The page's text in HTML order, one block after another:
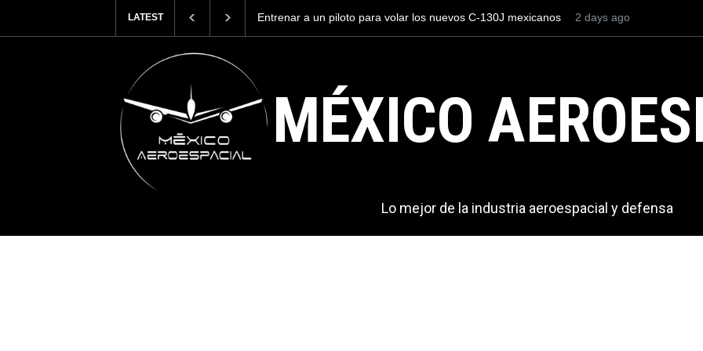
LATEST
Con 35,900 pasajeros el AIFA está entre los aeropuertos con
AICM.
La industria naval
3 days ago
MÉXICO
Lo mejor de la industria aeroespacial y defensa